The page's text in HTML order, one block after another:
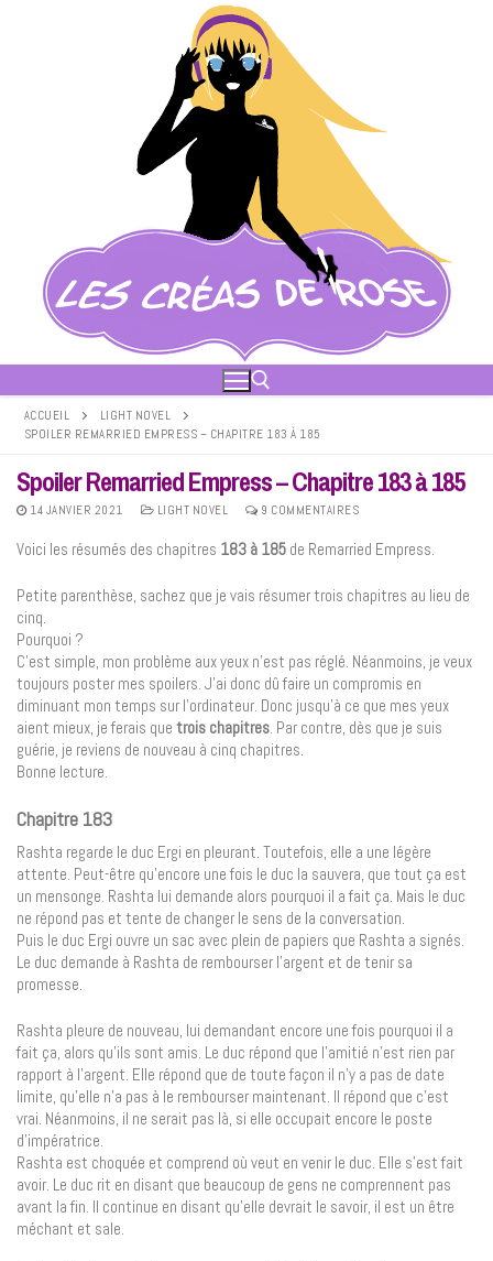
ACCUEIL
LIGHT NOVEL
SPOILER REMARRIED EMPRESS – CHAPITRE 183 À 185
Spoiler Remarried Empress – Chapitre 183 à 185
14 JANVIER 2021 LIGHT NOVEL 9 COMMENTAIRES
Voici les résumés des chapitres 183 à 185 de Remarried Empress.
Petite parenthèse, sachez que je vais résumer trois chapitres au lieu de
cinq.
Pourquoi ?
C’est simple, mon problème aux yeux n’est pas réglé. Néanmoins, je veux
toujours poster mes spoilers. J’ai donc dû faire un compromis en
diminuant mon temps sur l’ordinateur. Donc jusqu’à ce que mes yeux
aient mieux, je ferais que trois chapitres . Par contre, dès que je suis
guérie, je reviens de nouveau à cinq chapitres.
Bonne lecture.
Chapitre 183
Rashta regarde le duc Ergi en pleurant. Toutefois, elle a une légère
attente. Peut-être qu’encore une fois le duc la sauvera, que tout ça est
un mensonge. Rashta lui demande alors pourquoi il a fait ça. Mais le duc
ne répond pas et tente de changer le sens de la conversation.
Puis le duc Ergi ouvre un sac avec plein de papiers que Rashta a signés.
Le duc demande à Rashta de rembourser l’argent et de tenir sa
promesse.
Rashta pleure de nouveau, lui demandant encore une fois pourquoi il a
fait ça, alors qu’ils sont amis. Le duc répond que l’amitié n’est rien par
rapport à l’argent. Elle répond que de toute façon il n’y a pas de date
limite, qu’elle n’a pas à le rembourser maintenant. Il répond que c’est
vrai. Néanmoins, il ne serait pas là, si elle occupait encore le poste
d’impératrice.
Rashta est choquée et comprend où veut en venir le duc. Elle s’est fait
avoir. Le duc rit en disant que beaucoup de gens ne comprennent pas
avant la fin. Il continue en disant qu’elle devrait le savoir, il est un être
méchant et sale.